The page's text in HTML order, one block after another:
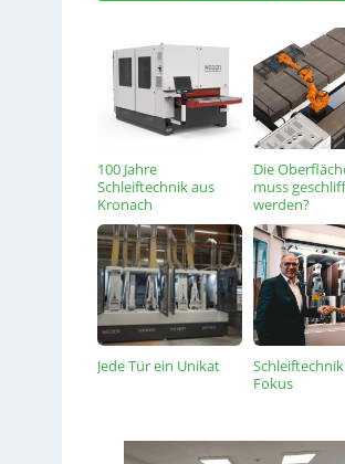
100 Jahre
Schleiftechnik aus
Kronach
Die
muss
werden?
Jede Tür ein Unikat
Fokus